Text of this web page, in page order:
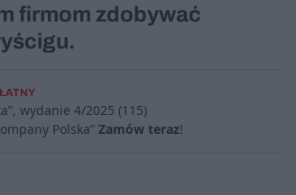
firmom zdobywać
wydanie 4/2025 (115)
Polska” Zamów teraz!